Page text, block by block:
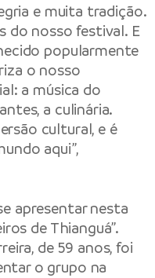
e muita tradição.
do nosso festival. E
popularmente
o nosso
a música do
a culinária.
cultural, e é
aqui”,
apresentar nesta
de Thianguá”.
de 59 anos, foi
o grupo na